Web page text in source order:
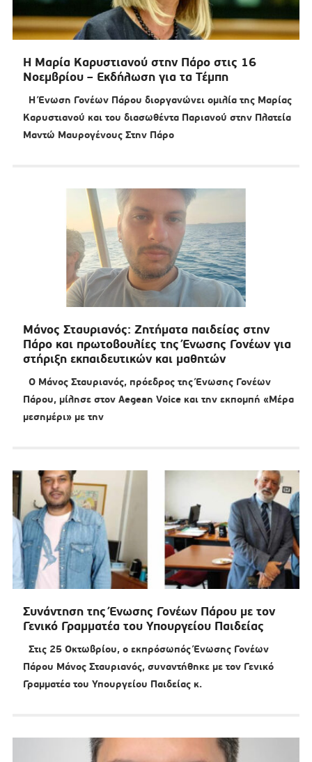
Η Μαρία Καρυστιανού στην Πάρο στις 16
Νοεμβρίου – Εκδήλωση για τα Τέμπη
Η Ένωση Γονέων Πάρου διοργανώνει ομιλία της Μαρίας
Καρυστιανού και του διασωθέντα Παριανού στην Πλατεία
Μαντώ Μαυρογένους Στην Πάρο
Μάνος Σταυριανός: Ζητήματα παιδείας στην
Πάρο και πρωτοβουλίες της Ένωσης Γονέων για
στήριξη εκπαιδευτικών και μαθητών
Ο Μάνος Σταυριανός, πρόεδρος της Ένωσης Γονέων
Πάρου, μίλησε στον Aegean Voice και την εκπομπή «Μέρα
μεσημέρι» με την
Συνάντηση της Ένωσης Γονέων Πάρου με τον
Γενικό Γραμματέα του Υπουργείου Παιδείας
Στις 25 Οκτωβρίου, o εκπρόσωπός Ένωσης Γονέων
Πάρου Μάνος Σταυριανός, συναντήθηκε με τον Γενικό
Γραμματέα του Υπουργείου Παιδείας κ.